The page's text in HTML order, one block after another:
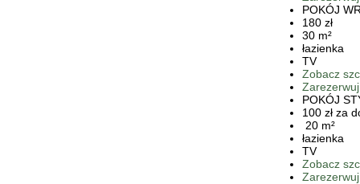
POKÓJ
180 zł
30 m²
łazienka
TV
Zobacz
Zarezerwuj
POKÓJ
100 zł za
20 m²
łazienka
TV
Zobacz
Zarezerwuj